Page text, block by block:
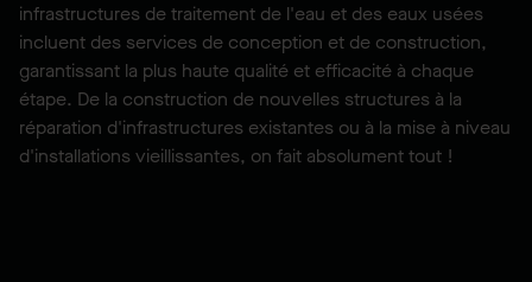
infrastructures de traitement de l'eau et des eaux usées
incluent des services de conception et de construction,
garantissant la plus haute qualité et efficacité à chaque
étape. De la construction de nouvelles structures à la
réparation d'infrastructures existantes ou à la mise à niveau
d'installations vieillissantes, on fait absolument tout !